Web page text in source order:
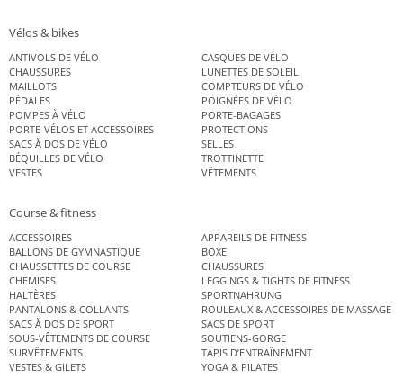
Vélos & bikes
ANTIVOLS DE VÉLO
CASQUES DE VÉLO
CHAUSSURES
LUNETTES DE SOLEIL
MAILLOTS
COMPTEURS DE VÉLO
PÉDALES
POIGNÉES DE VÉLO
POMPES À VÉLO
PORTE-BAGAGES
PORTE-VÉLOS ET ACCESSOIRES
PROTECTIONS
SACS À DOS DE VÉLO
SELLES
BÉQUILLES DE VÉLO
TROTTINETTE
VESTES
VÊTEMENTS
Course & fitness
ACCESSOIRES
APPAREILS DE FITNESS
BALLONS DE GYMNASTIQUE
BOXE
CHAUSSETTES DE COURSE
CHAUSSURES
CHEMISES
LEGGINGS & TIGHTS DE FITNESS
HALTÈRES
SPORTNAHRUNG
PANTALONS & COLLANTS
ROULEAUX & ACCESSOIRES DE MASSAGE
SACS À DOS DE SPORT
SACS DE SPORT
SOUS-VÊTEMENTS DE COURSE
SOUTIENS-GORGE
SURVÊTEMENTS
TAPIS D’ENTRAÎNEMENT
VESTES & GILETS
YOGA & PILATES